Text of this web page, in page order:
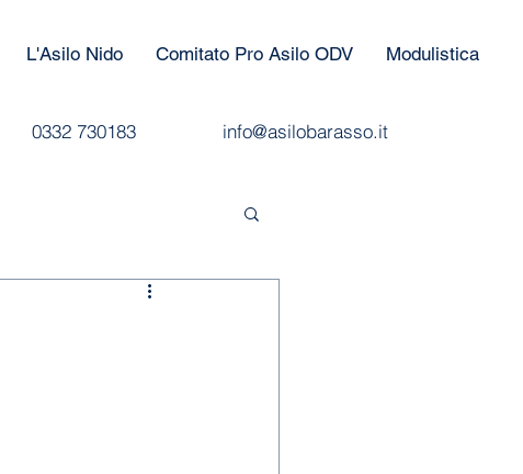
L'Asilo Nido Comitato Pro Asilo ODV Modulistica
0332 730183 info@asilobarasso.it